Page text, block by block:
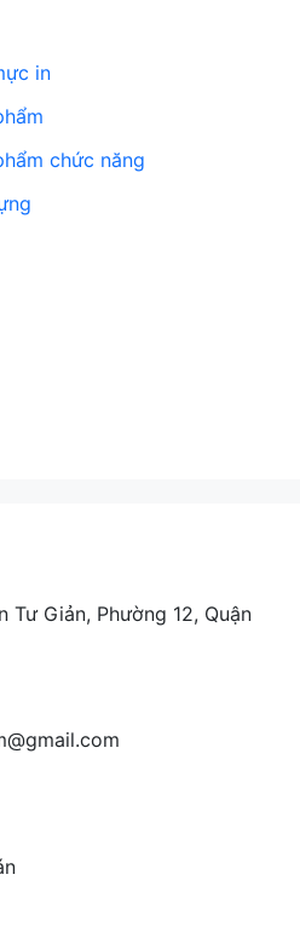
in
chức năng
Giản, Phường 12, Quận